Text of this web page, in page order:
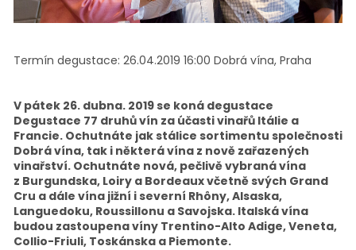
Termín degustace: 26.04.2019 16:00 Dobrá vína, Praha
V pátek 26. dubna. 2019 se koná degustace
Degustace 77 druhů vín za účasti vinařů Itálie a
Francie. Ochutnáte jak stálice sortimentu společnosti
Dobrá vína, tak i některá vína z nově zařazených
vinařství. Ochutnáte nová, pečlivě vybraná vína
z Burgundska, Loiry a Bordeaux včetně svých Grand
Cru a dále vína jižní i severní Rhôny, Alsaska,
Languedoku, Roussillonu a Savojska. Italská vína
budou zastoupena víny Trentino-Alto Adige, Veneta,
Collio-Friuli, Toskánska a Piemonte.